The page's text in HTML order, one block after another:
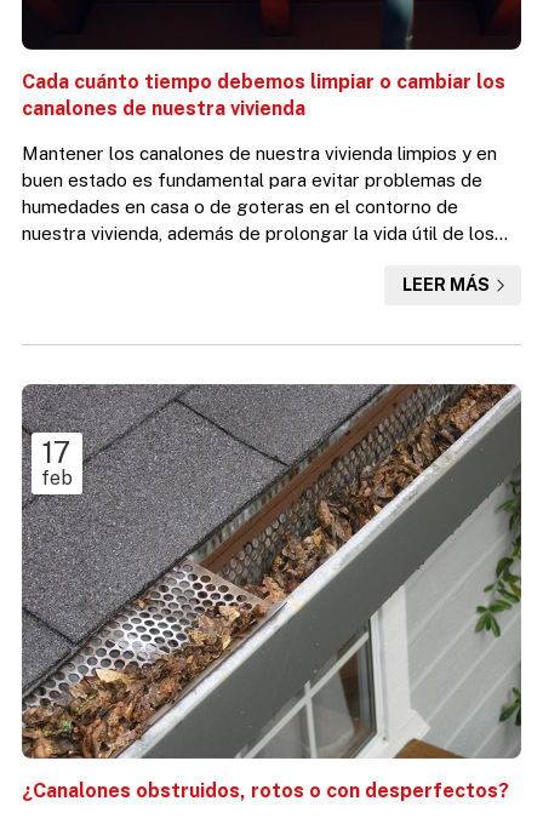
Cada cuánto tiempo debemos limpiar o cambiar los
canalones de nuestra vivienda
Mantener los canalones de nuestra vivienda limpios y en
buen estado es fundamental para evitar problemas de
humedades en casa o de goteras en el contorno de
nuestra vivienda, además de prolongar la vida útil de los
trabajos verticales, no solo somos expertos la instalación
también nos capacita para encargarnos de toda clase de
canalone...
LEER MÁS
17
feb
¿Canalones obstruidos, rotos o con desperfectos?